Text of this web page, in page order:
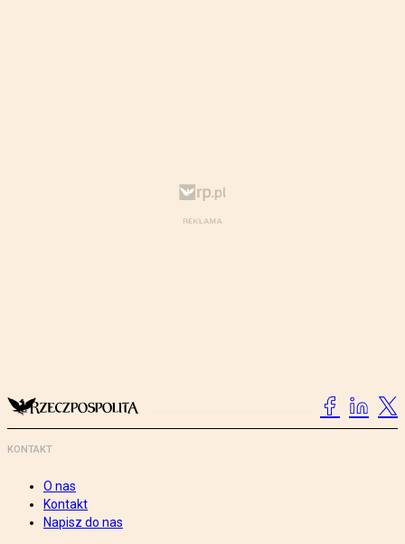
KONTAKT
O nas
Kontakt
Napisz do nas